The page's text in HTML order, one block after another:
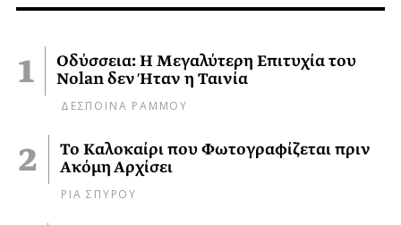
Οδύσσεια: Η Μεγαλύτερη Επιτυχία του
Nolan δεν Ήταν η Ταινία
ΔΕΣΠΟΙΝΑ ΡΑΜΜΟΥ
Το Καλοκαίρι που Φωτογραφίζεται πριν
Ακόμη Αρχίσει
ΡΙΑ ΣΠΥΡΟΥ